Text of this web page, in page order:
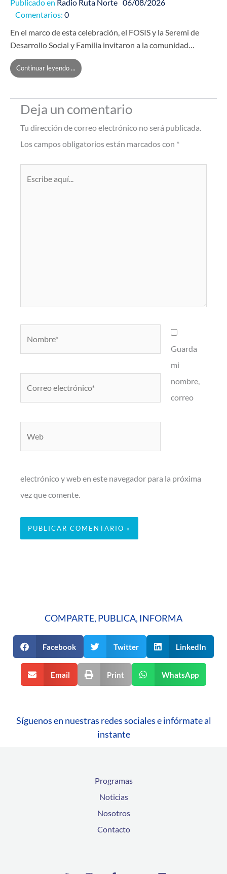
Publicado en Radio Ruta Norte 06/08/2026
Comentarios: 0
En el marco de esta celebración, el FOSIS y la Seremi de
Desarrollo Social y Familia invitaron a la comunidad…
Continuar leyendo ...
Deja un comentario
Tu dirección de correo electrónico no será publicada.
Los campos obligatorios están marcados con *
Guarda
mi
nombre,
correo
electrónico y web en este navegador para la próxima
vez que comente.
COMPARTE, PUBLICA, INFORMA
Facebook Twitter LinkedIn
Email Print WhatsApp
Síguenos en nuestras redes sociales e infórmate al
instante
Programas
Noticias
Nosotros
Contacto